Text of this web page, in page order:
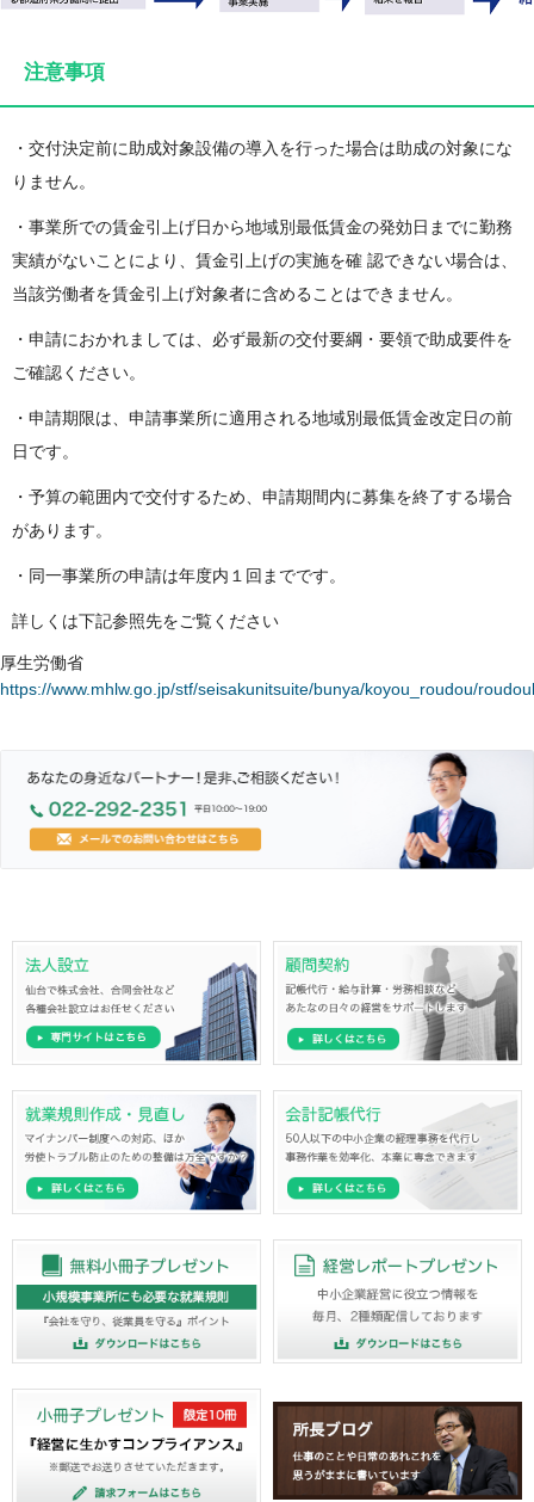
注意事項
・交付決定前に助成対象設備の導入を行った場合は助成の対象にな
りません。
・事業所での賃金引上げ日から地域別最低賃金の発効日までに勤務
実績がないことにより、賃金引上げの実施を確 認できない場合は、
当該労働者を賃金引上げ対象者に含めることはできません。
・申請におかれましては、必ず最新の交付要綱・要領で助成要件を
ご確認ください。
・申請期限は、申請事業所に適用される地域別最低賃金改定日の前
日です。
・予算の範囲内で交付するため、申請期間内に募集を終了する場合
があります。
・同一事業所の申請は年度内１回までです。
詳しくは下記参照先をご覧ください
厚生労働省
https://www.mhlw.go.jp/stf/seisakunitsuite/bunya/koyou_roudou/